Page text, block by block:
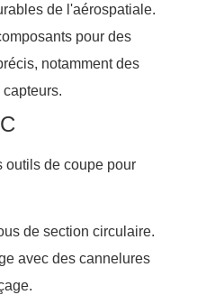
de l'aérospatiale.
pour des
notamment des
outils de coupe pour
de section circulaire.
avec des cannelures